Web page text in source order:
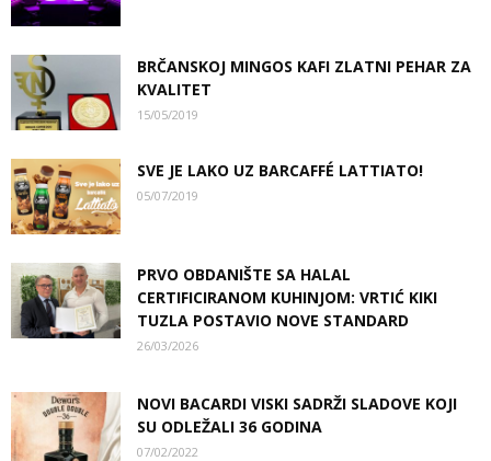
BRČANSKOJ MINGOS KAFI ZLATNI PEHAR ZA
KVALITET
15/05/2019
SVE JE LAKO UZ BARCAFFÉ LATTIATO!
05/07/2019
PRVO OBDANIŠTE SA HALAL
CERTIFICIRANOM KUHINJOM: VRTIĆ KIKI
TUZLA POSTAVIO NOVE STANDARD
26/03/2026
NOVI BACARDI VISKI SADRŽI SLADOVE KOJI
SU ODLEŽALI 36 GODINA
07/02/2022